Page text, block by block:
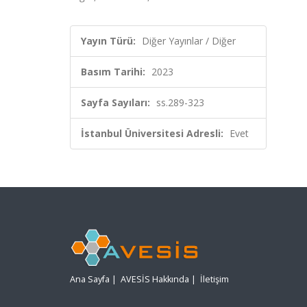
Yayın Türü: Diğer Yayınlar / Diğer
Basım Tarihi: 2023
Sayfa Sayıları: ss.289-323
İstanbul Üniversitesi Adresli: Evet
Ana Sayfa | AVESİS Hakkında | İletişim